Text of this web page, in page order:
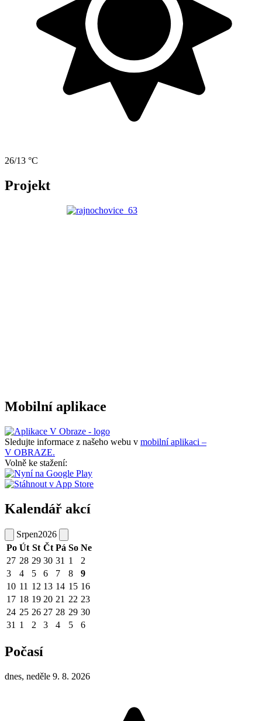
26/13 °C
Projekt
Mobilní aplikace
Sledujte informace z našeho webu v mobilní aplikaci –
V OBRAZE.
Volně ke stažení:
Kalendář akcí
Srpen2026
Po Út St Čt Pá So Ne
27 28 29 30 31 1
2
3
4 5 6 7 8
9
10 11 12 13 14 15 16
17 18 19 20 21 22 23
24 25 26 27 28 29 30
31 1 2 3 4 5 6
Počasí
dnes, neděle 9. 8. 2026